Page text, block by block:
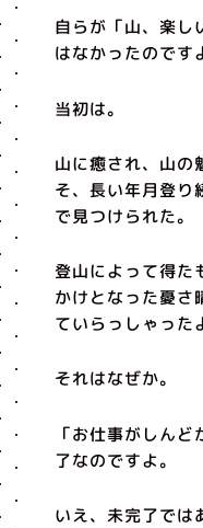
自らが「山、楽し
はなかったのです
当初は。
山に癒され、山の
そ、長い年月登り
で見つけられた。
登山によって得た
かけとなった憂さ
ていらっしゃった
それはなぜか。
「お仕事がしん
了なのですよ。
いえ、未完了では